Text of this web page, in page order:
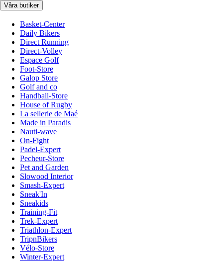
Våra butiker
Basket-Center
Daily Bikers
Direct Running
Direct-Volley
Espace Golf
Foot-Store
Galop Store
Golf and co
Handball-Store
House of Rugby
La sellerie de Maé
Made in Paradis
Nauti-wave
On-Fight
Padel-Expert
Pecheur-Store
Pet and Garden
Slowood Interior
Smash-Expert
Sneak'In
Sneakids
Training-Fit
Trek-Expert
Triathlon-Expert
TripnBikers
Vélo-Store
Winter-Expert